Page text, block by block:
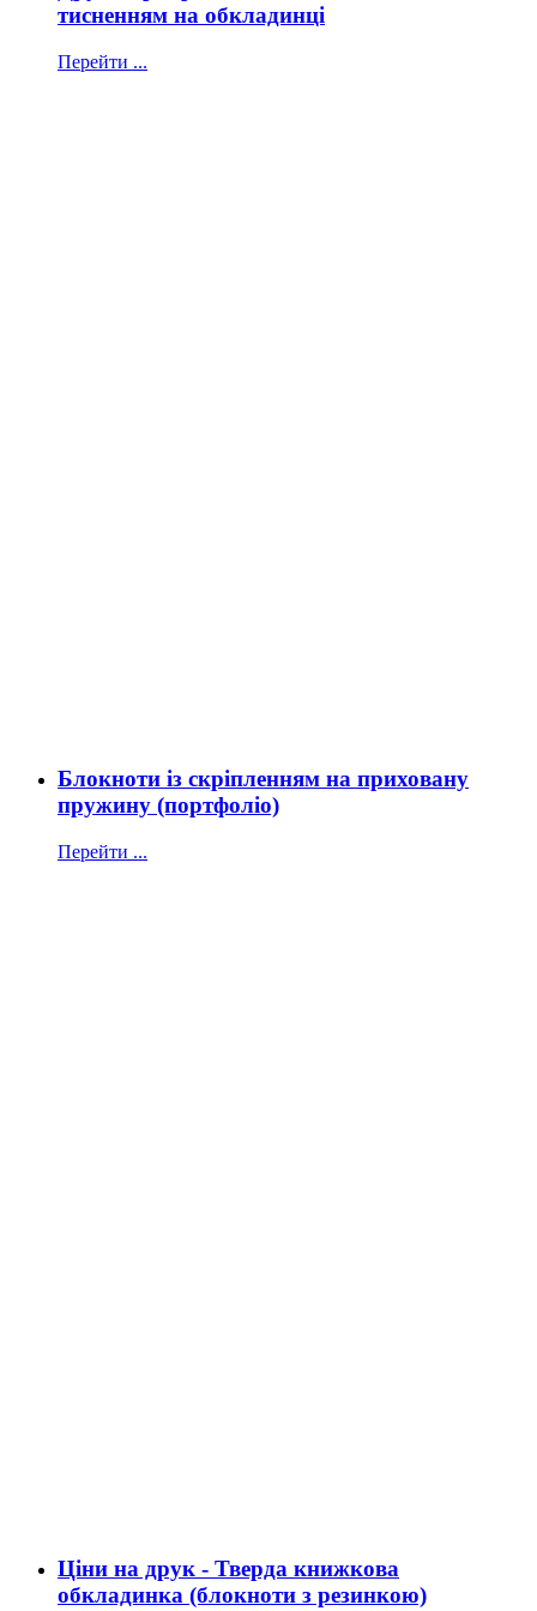
тисненням на обкладинці
Перейти ...
Блокноти із скріпленням на приховану
пружину (портфоліо)
Перейти ...
Ціни на друк - Тверда книжкова
обкладинка (блокноти з резинкою)